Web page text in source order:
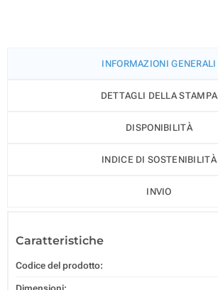
INFORMAZIONI GENERALI
DETTAGLI DELLA STAMPA
DISPONIBILITÀ
INDICE DI SOSTENIBILITÀ
INVIO
Caratteristiche
Codice del prodotto: